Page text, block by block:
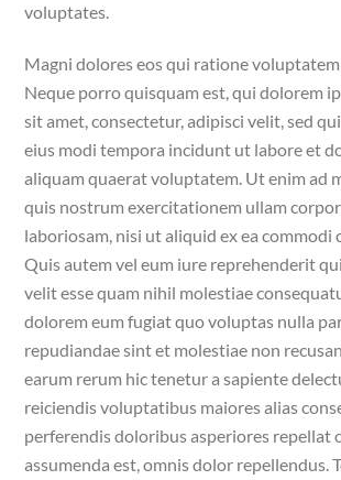
voluptates.
Magni dolores eos qui ratione
Neque porro quisquam est, qui dolorem
sit amet, consectetur, adipisci velit, sed
eius modi tempora incidunt ut labore et
aliquam quaerat voluptatem. Ut enim ad
quis nostrum exercitationem ullam
laboriosam, nisi ut aliquid ex ea commodi
Quis autem vel eum iure reprehenderit
velit esse quam nihil molestiae
dolorem eum fugiat quo voluptas nulla
repudiandae sint et molestiae non
earum rerum hic tenetur a sapiente
reiciendis voluptatibus maiores alias
perferendis doloribus asperiores repellat
assumenda est, omnis dolor repellendus.